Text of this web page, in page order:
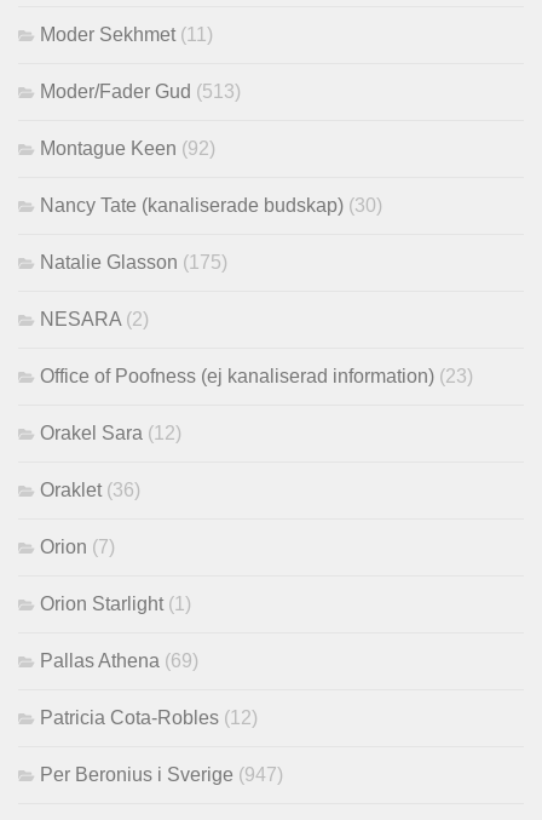
Moder Sekhmet (11)
Moder/Fader Gud (513)
Montague Keen (92)
Nancy Tate (kanaliserade budskap) (30)
Natalie Glasson (175)
NESARA (2)
Office of Poofness (ej kanaliserad information) (23)
Orakel Sara (12)
Oraklet (36)
Orion (7)
Orion Starlight (1)
Pallas Athena (69)
Patricia Cota-Robles (12)
Per Beronius i Sverige (947)